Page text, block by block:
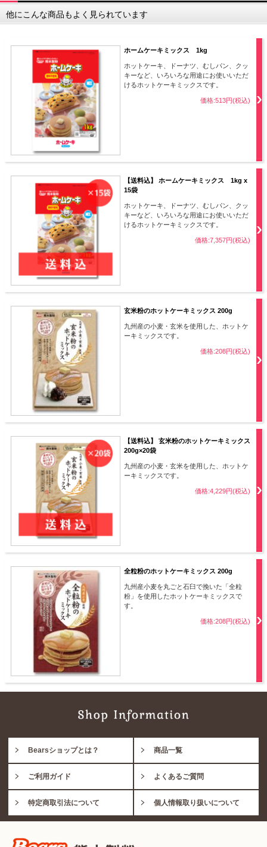
他にこんな商品もよく見られています
ホームケーキミックス 1kg
ホットケーキ、ドーナツ、むしパン、クッ
キーなど、いろいろな用途にお使いいただ
けるホットケーキミックスです。
価格:513円(税込)
【送料込】 ホームケーキミックス 1kg x
15袋
ホットケーキ、ドーナツ、むしパン、クッ
キーなど、いろいろな用途にお使いいただ
けるホットケーキミックスです。
価格:7,357円(税込)
玄米粉のホットケーキミックス 200g
九州産の小麦・玄米を使用した、ホットケ
ーキミックスです。
価格:208円(税込)
【送料込】 玄米粉のホットケーキミックス
200g×20袋
九州産の小麦・玄米を使用した、ホットケ
ーキミックスです。
価格:4,229円(税込)
全粒粉のホットケーキミックス 200g
九州産小麦を丸ごと石臼で挽いた「全粒
粉」を使用したホットケーキミックスで
す。
価格:208円(税込)
Bearsショップとは？ 商品一覧
ご利用ガイド よくあるご質問
特定商取引法について 個人情報取り扱いについて